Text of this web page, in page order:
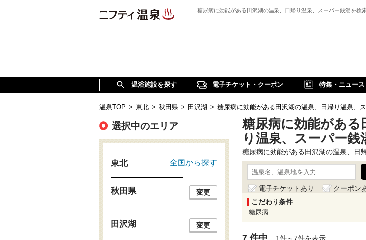
糖尿病に効能がある田沢湖の温泉、日帰り温泉、スーパー銭湯を検
温浴施設を探す 電子チケット・クーポン 特集・ニュース
温泉TOP > 東北 > 秋田県 > 田沢湖 > 糖尿病に効能がある田沢湖の温泉、日帰り温泉、
糖尿病に効能がある
り温泉、スーパー銭
糖尿病に効能がある田沢湖の温泉、日
電子チケットあり クーポン
こだわり条件
糖尿病
7 件中 1件～7件を表示
選択中のエリア
東北 全国から探す
秋田県 変更
田沢湖 変更